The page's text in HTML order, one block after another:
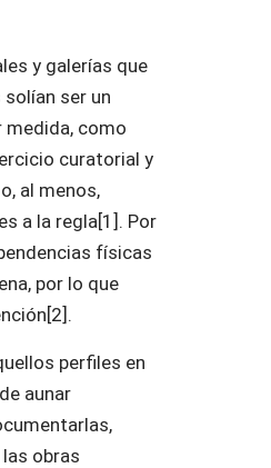
y galerías que
ser un
medida, como
curatorial y
al menos,
a la regla[1]. Por
físicas
por lo que
perfiles en
aunar
obras